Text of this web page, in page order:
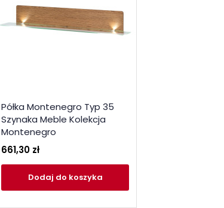
Półka Montenegro Typ 35
Szynaka Meble Kolekcja
Montenegro
661,30 zł
Dodaj do koszyka